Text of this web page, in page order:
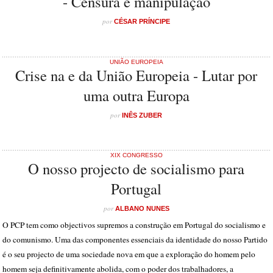
porCÉSAR PRÍNCIPE
UNIÃO EUROPEIA
Crise na e da União Europeia - Lutar por
uma outra Europa
porINÊS ZUBER
XIX CONGRESSO
O nosso projecto de socialismo para
Portugal
porALBANO NUNES
O PCP tem como objectivos supremos a construção em Portugal do socialismo e
do comunismo. Uma das componentes essenciais da identidade do nosso Partido
é o seu projecto de uma sociedade nova em que a exploração do homem pelo
homem seja definitivamente abolida, com o poder dos trabalhadores, a